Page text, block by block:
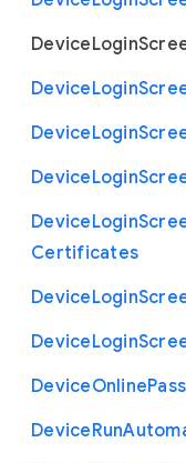
DeviceLogin
DeviceLogin
DeviceLogin
DeviceLogin
DeviceLogin
Certificates
DeviceLogin
DeviceLogin
DeviceOnline
DeviceRun